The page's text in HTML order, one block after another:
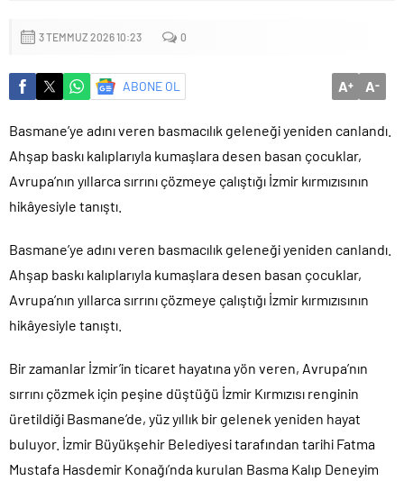
3 TEMMUZ 2026 10:23 0
ABONE OL A+ A-
Basmane’ye adını veren basmacılık geleneği yeniden canlandı.
Ahşap baskı kalıplarıyla kumaşlara desen basan çocuklar,
Avrupa’nın yıllarca sırrını çözmeye çalıştığı İzmir kırmızısının
hikâyesiyle tanıştı.
Basmane’ye adını veren basmacılık geleneği yeniden canlandı.
Ahşap baskı kalıplarıyla kumaşlara desen basan çocuklar,
Avrupa’nın yıllarca sırrını çözmeye çalıştığı İzmir kırmızısının
hikâyesiyle tanıştı.
Bir zamanlar İzmir’in ticaret hayatına yön veren, Avrupa’nın
sırrını çözmek için peşine düştüğü İzmir Kırmızısı renginin
üretildiği Basmane’de, yüz yıllık bir gelenek yeniden hayat
buluyor. İzmir Büyükşehir Belediyesi tarafından tarihi Fatma
Mustafa Hasdemir Konağı’nda kurulan Basma Kalıp Deneyim